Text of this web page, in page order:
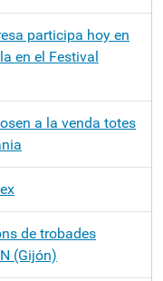
participa hoy en
en el Festival
a la venda totes
de trobades
(Gijón)